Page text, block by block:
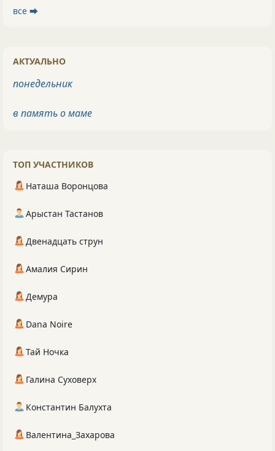
все ⮕
АКТУАЛЬНО
понедельник
в память о маме
ТОП УЧАСТНИКОВ
Наташа Воронцова
Арыстан Тастанов
Двенадцать струн
Амалия Сирин
Демура
Dana Noire
Тай Ночка
Галина Суховерх
Константин Балухта
Валентина_Захарова